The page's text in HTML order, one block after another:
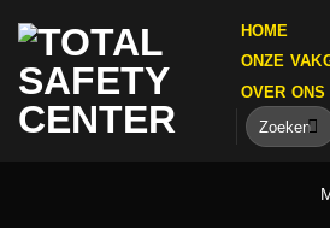
naar
inhoud
HOME
ONZE
OVER ONS
Zoeken
naar: